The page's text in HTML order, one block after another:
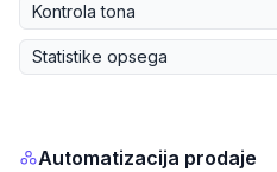
Kontrola tona
Statistike opsega
Automatizacija prodaje